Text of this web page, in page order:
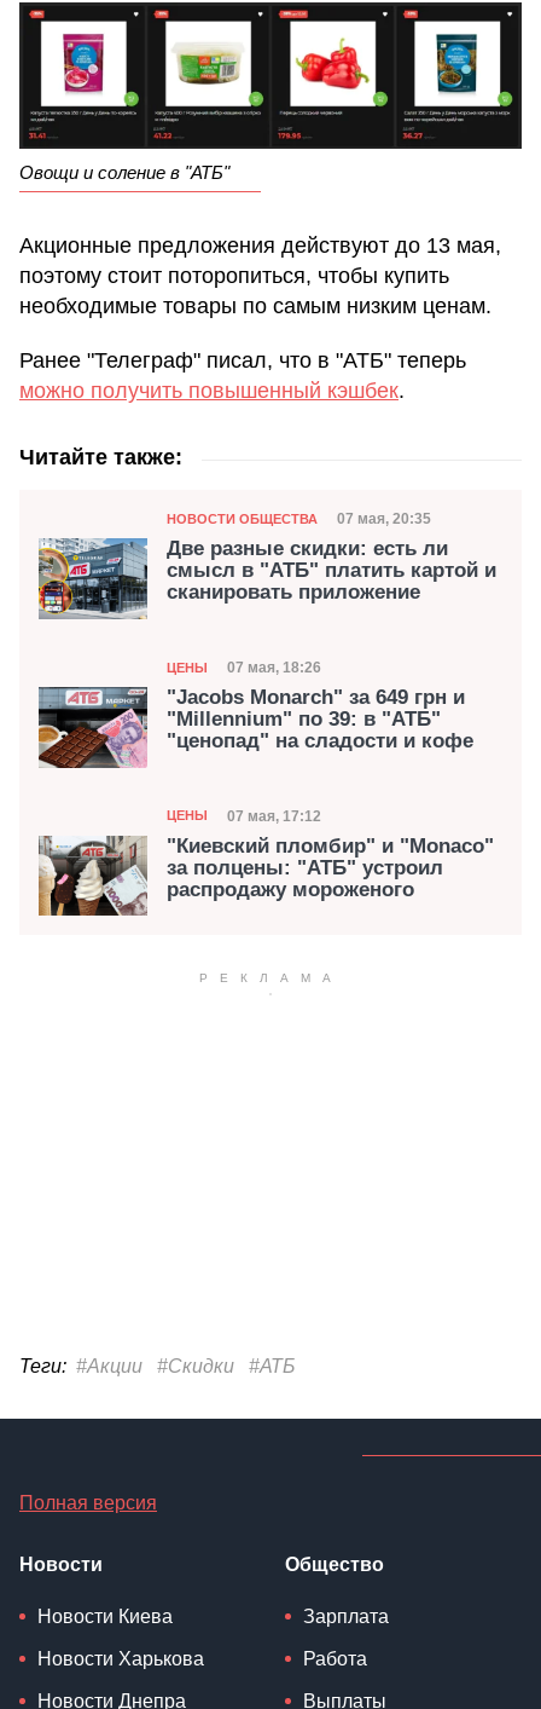
Овощи и соление в "АТБ"
Акционные предложения действуют до 13 мая,
поэтому стоит поторопиться, чтобы купить
необходимые товары по самым низким ценам.
Ранее "Телеграф" писал, что в "АТБ" теперь
можно получить повышенный кэшбек.
Читайте также:
Категория
НОВОСТИ ОБЩЕСТВА Дата публикации
07 мая, 20:35
Две разные скидки: есть ли
смысл в "АТБ" платить картой и
сканировать приложение
Категория
ЦЕНЫ Дата публикации
07 мая, 18:26
"Jacobs Monarch" за 649 грн и
"Millennium" по 39: в "АТБ"
"ценопад" на сладости и кофе
Категория
ЦЕНЫ Дата публикации
07 мая, 17:12
"Киевский пломбир" и "Monaco"
за полцены: "АТБ" устроил
распродажу мороженого
Теги: #Акции #Скидки #АТБ
Полная версия
Новости
Новости Киева
Новости Харькова
Новости Днепра
Общество
Зарплата
Работа
Выплаты